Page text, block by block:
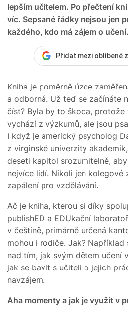
lepším učitelem. Po přečtení
víc. Sepsané řádky nejsou jen
každého, kdo má zájem o učení.
Přidat mezi oblíbené
Kniha je poměrně úzce
a odborná. Už teď se začínáte
číst? Byla by to škoda, protože
vychází z výzkumů, ale jsou
I když je americký psycholog
z virginské univerzity
deseti kapitol srozumitelně,
nejvíce lidí. Nikoli jen kolegové
zapálení pro vzdělávání.
Ač je kniha, kterou si díky
publishED a EDUkační
v češtině, primárně určená
mohou i rodiče. Jak? Například
nad tím, jak svým dětem učení
jak se bavit s učiteli o jejich
navzájem.
Aha momenty a jak je využít v